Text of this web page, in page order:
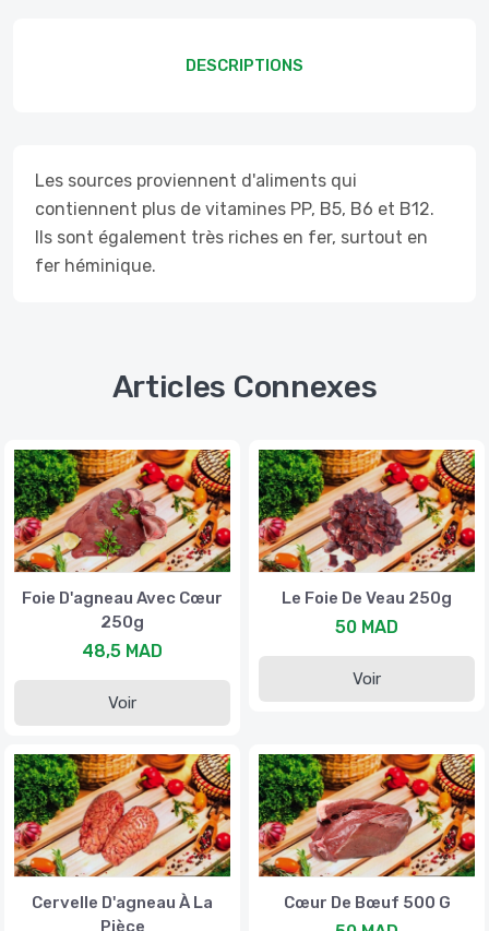
DESCRIPTIONS
Les sources proviennent d'aliments qui
contiennent plus de vitamines PP, B5, B6 et B12.
Ils sont également très riches en fer, surtout en
fer héminique.
Articles Connexes
Foie D'agneau Avec Cœur
250g
48,5 MAD
Voir
Le Foie De Veau 250g
50 MAD
Voir
Cervelle D'agneau À La
Pièce
Cœur De Bœuf 500 G